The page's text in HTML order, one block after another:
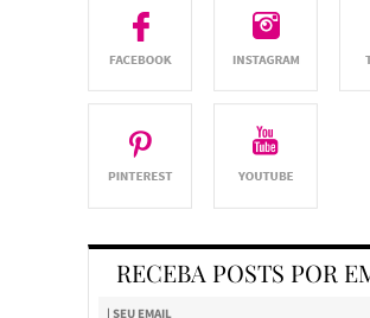
RECEBA POSTS POR